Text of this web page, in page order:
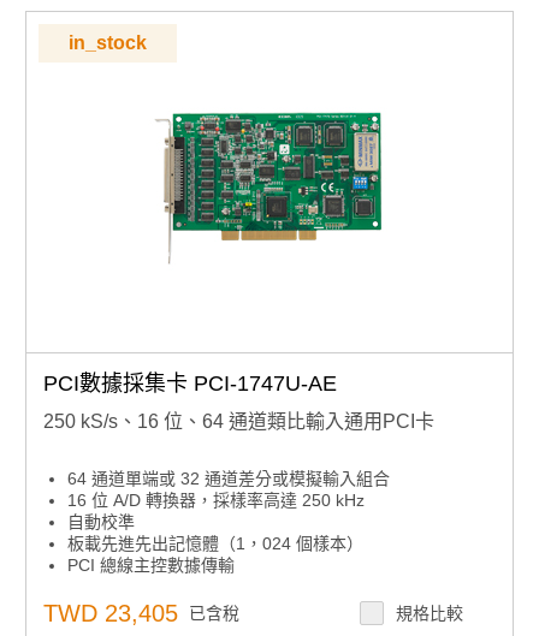
in_stock
PCI數據採集卡 PCI-1747U-AE
250 kS/s、16 位、64 通道類比輸入通用PCI卡
64 通道單端或 32 通道差分或模擬輸入組合
16 位 A/D 轉換器，採樣率高達 250 kHz
自動校準
板載先進先出記憶體（1，024 個樣本）
PCI 總線主控數據傳輸
主機板ID™開關
TWD 23,405 已含稅 規格比較